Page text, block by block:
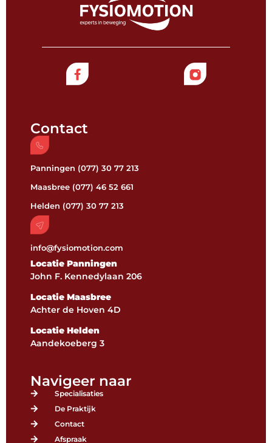
Contact
Panningen (077) 30 77 213
Maasbree (077) 46 52 661
Helden (077) 30 77 213
info@fysiomotion.com
Locatie Panningen
John F. Kennedylaan 206
Locatie Maasbree
Achter de Hoven 4D
Locatie Helden
Aandekoeberg 3
Navigeer naar
Specialisaties
De Praktijk
Contact
Afspraak